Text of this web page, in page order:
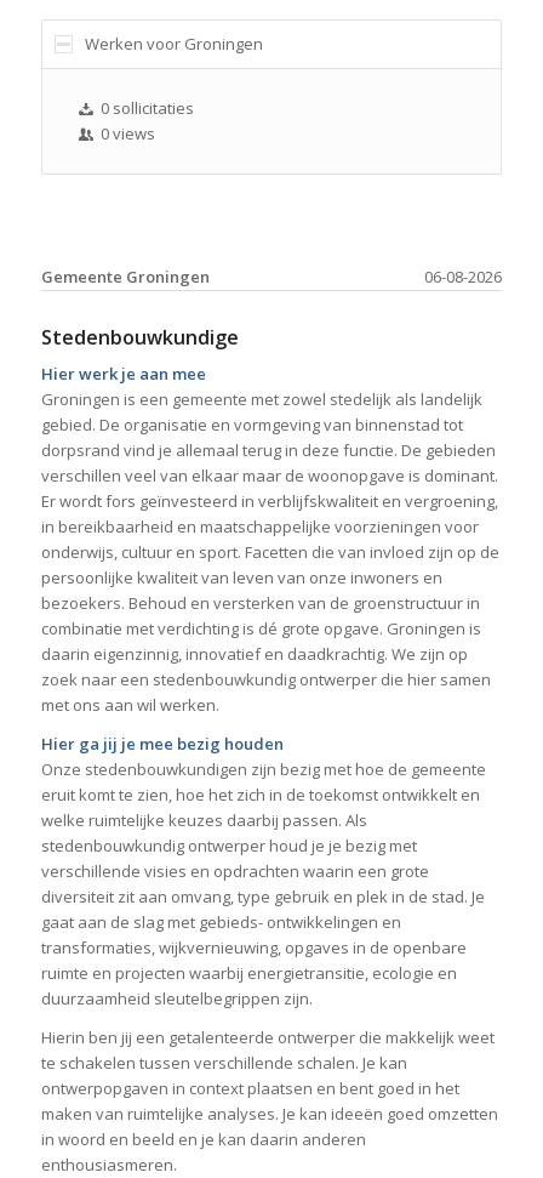
Werken voor Groningen
0 sollicitaties
0 views
06-08-2026
Gemeente Groningen
Stedenbouwkundige
Hier werk je aan mee
Groningen is een gemeente met zowel stedelijk als landelijk
gebied. De organisatie en vormgeving van binnenstad tot
dorpsrand vind je allemaal terug in deze functie. De gebieden
verschillen veel van elkaar maar de woonopgave is dominant.
Er wordt fors geïnvesteerd in verblijfskwaliteit en vergroening,
in bereikbaarheid en maatschappelijke voorzieningen voor
onderwijs, cultuur en sport. Facetten die van invloed zijn op de
persoonlijke kwaliteit van leven van onze inwoners en
bezoekers. Behoud en versterken van de groenstructuur in
combinatie met verdichting is dé grote opgave. Groningen is
daarin eigenzinnig, innovatief en daadkrachtig. We zijn op
zoek naar een stedenbouwkundig ontwerper die hier samen
met ons aan wil werken.
Hier ga jij je mee bezig houden
Onze stedenbouwkundigen zijn bezig met hoe de gemeente
eruit komt te zien, hoe het zich in de toekomst ontwikkelt en
welke ruimtelijke keuzes daarbij passen. Als
stedenbouwkundig ontwerper houd je je bezig met
verschillende visies en opdrachten waarin een grote
diversiteit zit aan omvang, type gebruik en plek in de stad. Je
gaat aan de slag met gebieds- ontwikkelingen en
transformaties, wijkvernieuwing, opgaves in de openbare
ruimte en projecten waarbij energietransitie, ecologie en
duurzaamheid sleutelbegrippen zijn.
Hierin ben jij een getalenteerde ontwerper die makkelijk weet
te schakelen tussen verschillende schalen. Je kan
ontwerpopgaven in context plaatsen en bent goed in het
maken van ruimtelijke analyses. Je kan ideeën goed omzetten
in woord en beeld en je kan daarin anderen
enthousiasmeren.